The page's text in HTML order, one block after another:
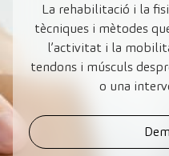
La rehabilitació i la
tècniques i mètodes
l’activitat i la
tendons i músculs
o una